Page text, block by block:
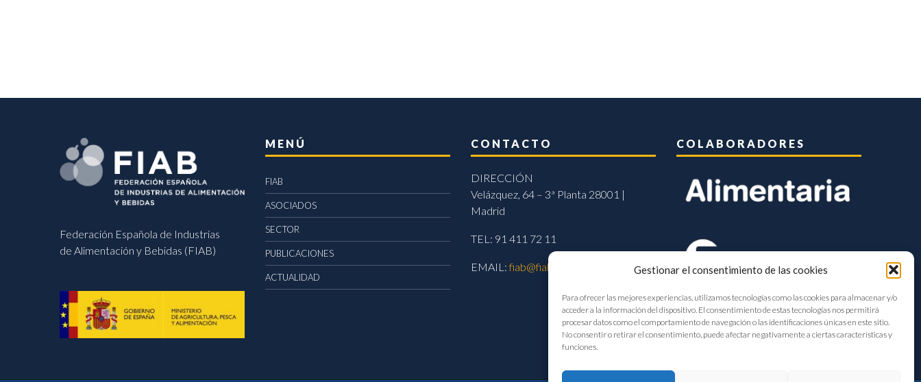
Gestionar el consentimiento de las cookies
Para ofrecer las mejores experiencias, utilizamos tecnologías como las cookies para almacenar y/o
acceder a la información del dispositivo. El consentimiento de estas tecnologías nos permitirá
procesar datos como el comportamiento de navegación o las identificaciones únicas en este sitio.
No consentir o retirar el consentimiento, puede afectar negativamente a ciertas características y
funciones.
Federación Española de Industrias
de Alimentación y Bebidas (FIAB)
MENÚ
FIAB
ASOCIADOS
SECTOR
PUBLICACIONES
ACTUALIDAD
CONTACTO
DIRECCIÓN
Velázquez, 64 – 3ª Planta 28001 |
Madrid
TEL: 91 411 72 11
EMAIL:fiab@fiab.es
COLABORADORES